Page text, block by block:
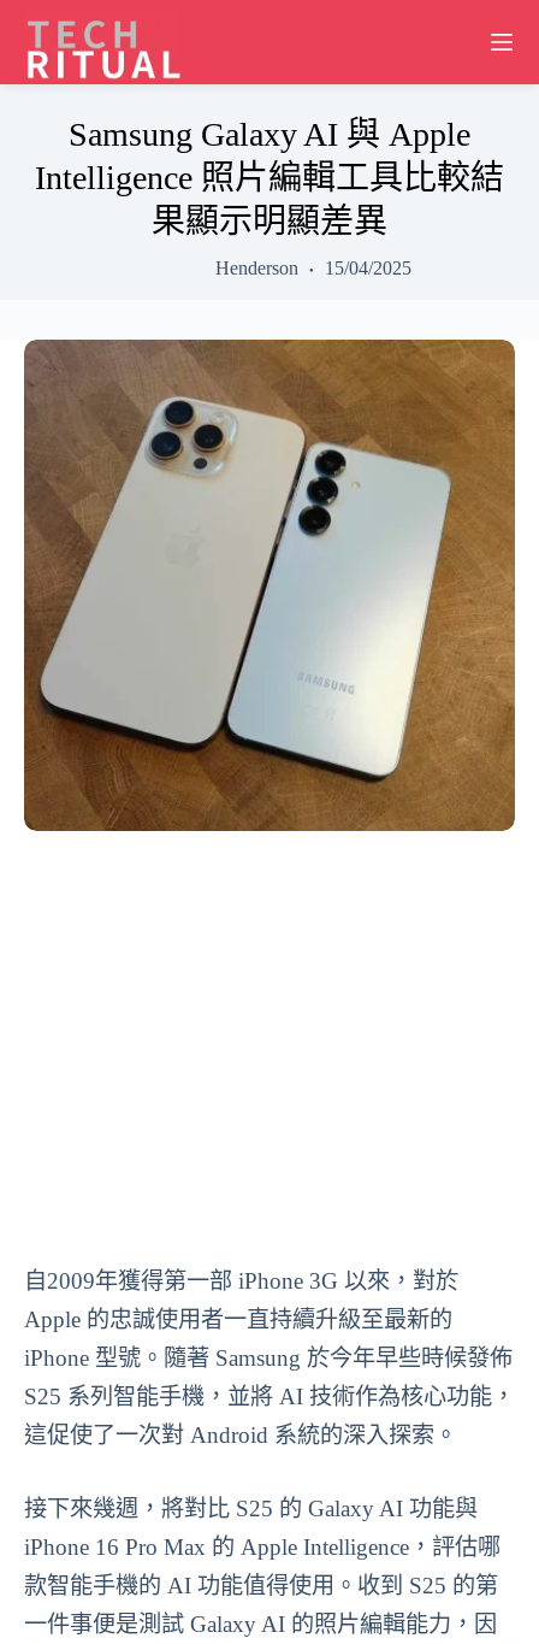
content
Samsung Galaxy AI 與 Apple
Intelligence 照片編輯工具比較結
果顯示明顯差異
Henderson 15/04/2025
自2009年獲得第一部 iPhone 3G 以來，對於
Apple 的忠誠使用者一直持續升級至最新的
iPhone 型號。隨著 Samsung 於今年早些時候發佈
S25 系列智能手機，並將 AI 技術作為核心功能，
這促使了一次對 Android 系統的深入探索。
接下來幾週，將對比 S25 的 Galaxy AI 功能與
iPhone 16 Pro Max 的 Apple Intelligence，評估哪
款智能手機的 AI 功能值得使用。收到 S25 的第
一件事便是測試 Galaxy AI 的照片編輯能力，因